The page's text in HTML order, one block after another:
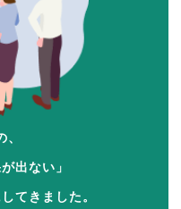
、
が出ない」
てきました。